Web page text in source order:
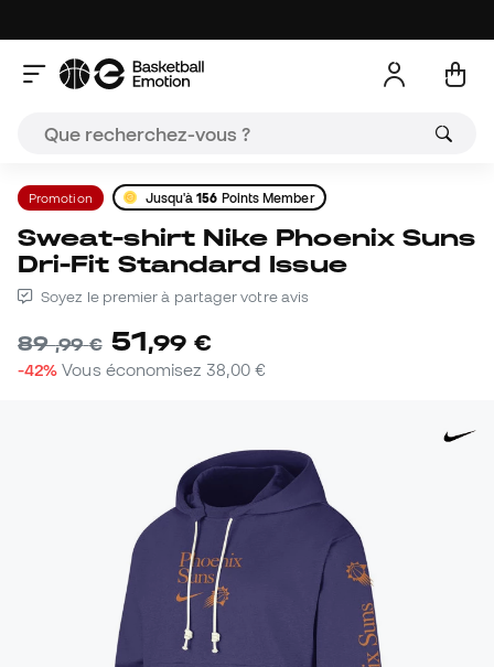
Promotion Jusqu'à156 Points Member
Sweat-shirt Nike Phoenix Suns
Dri-Fit Standard Issue
Soyez le premier à partager votre avis
89,99 € 51,99 €
-42% Vous économisez 38,00 €